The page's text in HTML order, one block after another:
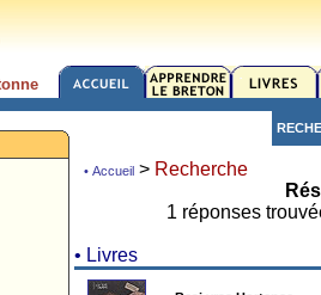
• Accueil > Recherche
1 réponses
• Livres